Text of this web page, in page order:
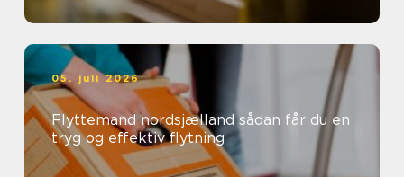
05. juli 2026
Flyttemand nordsjælland sådan får du en
tryg og effektiv flytning